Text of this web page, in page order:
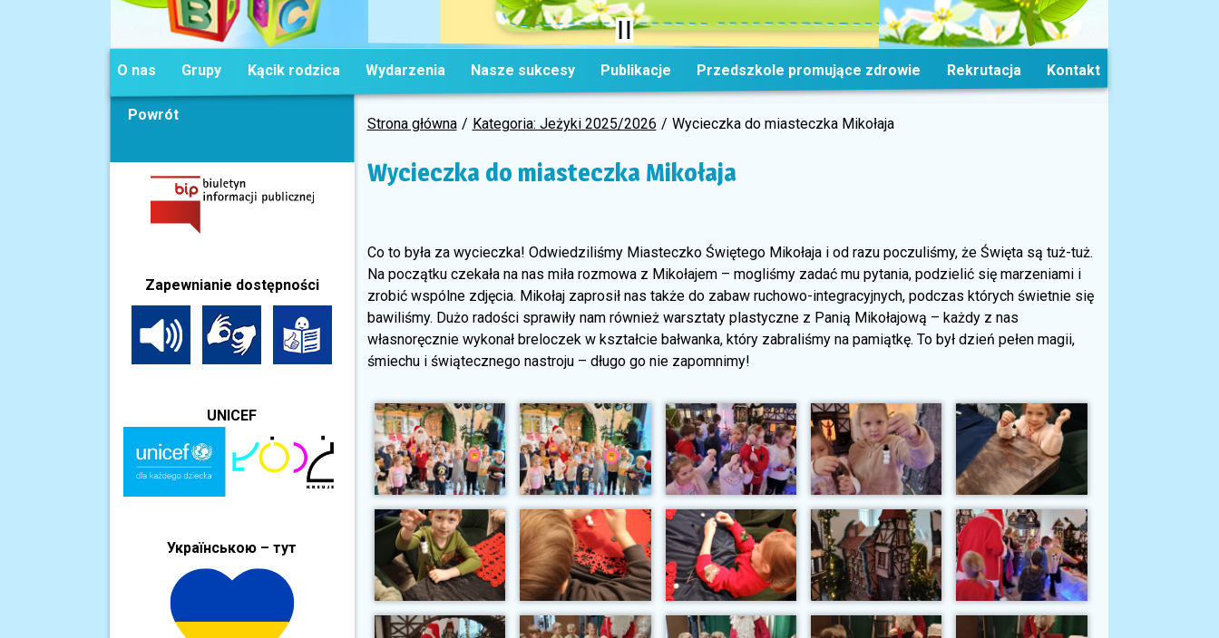
O nas Grupy Kącik rodzica Wydarzenia Nasze sukcesy Publikacje Przedszkole promujące zdrowie Rekrutacja Kontakt
Strona główna Kategoria: Jeżyki 2025/2026 Wycieczka do miasteczka Mikołaja
Wycieczka do miasteczka Mikołaja
Co to była za wycieczka! Odwiedziliśmy Miasteczko Świętego Mikołaja i od razu poczuliśmy, że Święta są tuż-tuż.
Na początku czekała na nas miła rozmowa z Mikołajem – mogliśmy zadać mu pytania, podzielić się marzeniami i
zrobić wspólne zdjęcia. Mikołaj zaprosił nas także do zabaw ruchowo-integracyjnych, podczas których świetnie się
bawiliśmy. Dużo radości sprawiły nam również warsztaty plastyczne z Panią Mikołajową – każdy z nas
własnoręcznie wykonał breloczek w kształcie bałwanka, który zabraliśmy na pamiątkę. To był dzień pełen magii,
śmiechu i świątecznego nastroju – długo go nie zapomnimy!
Powrót
Zapewnianie dostępności
UNICEF
Українською – тут